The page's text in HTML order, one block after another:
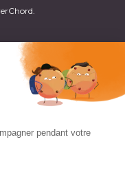
pendant votre